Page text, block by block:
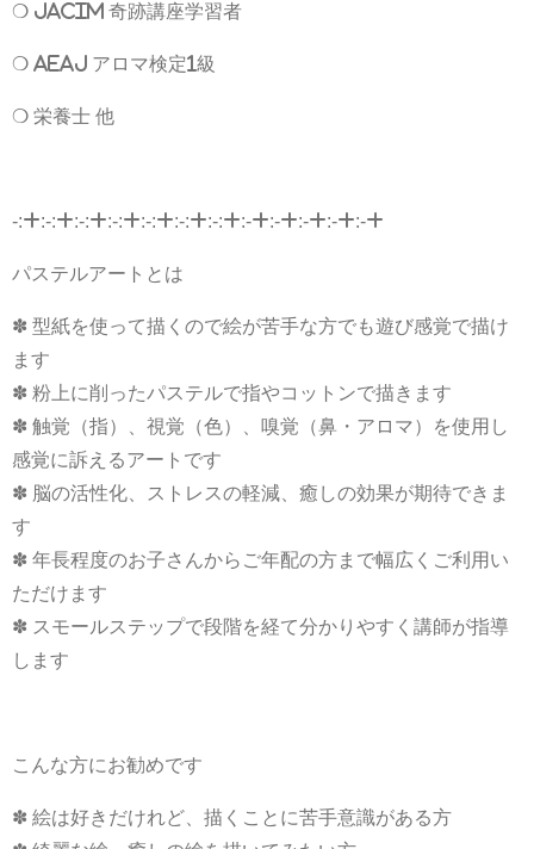
❍ JACIM 奇跡講座学習者
❍ AEAJ アロマ検定1級
❍ 栄養士 他
-:+:-:+:-:+:-:+:-:+:-:+:-:+:-+:-+:-+:-+:-+
パステルアートとは
✽ 型紙を使って描くので絵が苦手な方でも遊び感覚で描け
ます
✽ 粉上に削ったパステルで指やコットンで描きます
✽ 触覚（指）、視覚（色）、嗅覚（鼻・アロマ）を使用し
感覚に訴えるアートです
✽ 脳の活性化、ストレスの軽減、癒しの効果が期待できま
す
✽ 年長程度のお子さんからご年配の方まで幅広くご利用い
ただけます
✽ スモールステップで段階を経て分かりやすく講師が指導
します
こんな方にお勧めです
✽ 絵は好きだけれど、描くことに苦手意識がある方